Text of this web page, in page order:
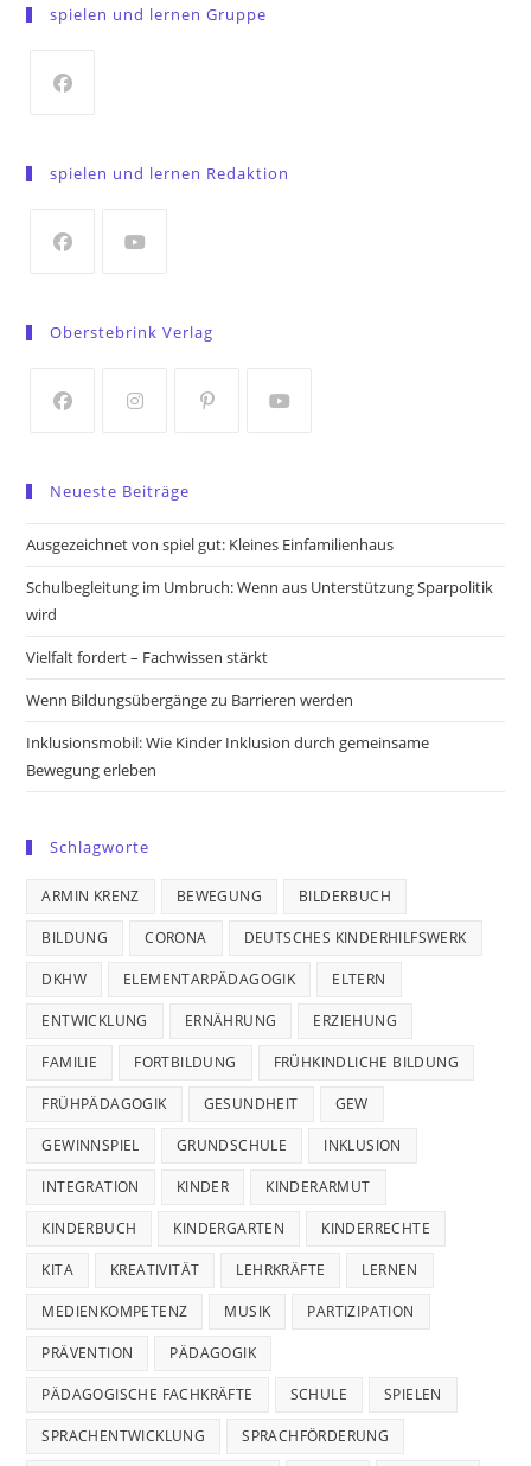
spielen und lernen Gruppe
a
tab
spielen und lernen Redaktion
a
tab
tab
Oberstebrink Verlag
a
new
new
a
new
new
Neueste Beiträge
Ausgezeichnet von spiel gut: Kleines Einfamilienhaus
Schulbegleitung im Umbruch: Wenn aus Unterstützung Sparpolitik
wird
Vielfalt fordert – Fachwissen stärkt
Wenn Bildungsübergänge zu Barrieren werden
Inklusionsmobil: Wie Kinder Inklusion durch gemeinsame
Bewegung erleben
Schlagworte
ARMIN KRENZ BEWEGUNG BILDERBUCH
BILDUNG CORONA DEUTSCHES KINDERHILFSWERK
DKHW ELEMENTARPÄDAGOGIK ELTERN
ENTWICKLUNG ERNÄHRUNG ERZIEHUNG
FAMILIE FORTBILDUNG FRÜHKINDLICHE BILDUNG
FRÜHPÄDAGOGIK GESUNDHEIT GEW
GEWINNSPIEL GRUNDSCHULE INKLUSION
INTEGRATION KINDER KINDERARMUT
KINDERBUCH KINDERGARTEN KINDERRECHTE
KITA KREATIVITÄT LEHRKRÄFTE LERNEN
MEDIENKOMPETENZ MUSIK PARTIZIPATION
PRÄVENTION PÄDAGOGIK
PÄDAGOGISCHE FACHKRÄFTE SCHULE SPIELEN
SPRACHENTWICKLUNG SPRACHFÖRDERUNG